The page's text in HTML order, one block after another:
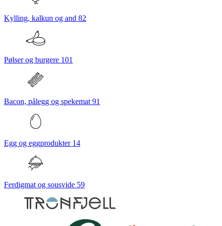
Kylling, kalkun og and 82
Pølser og burgere 101
Bacon, pålegg og spekemat 91
Egg og eggprodukter 14
Ferdigmat og sousvide 59